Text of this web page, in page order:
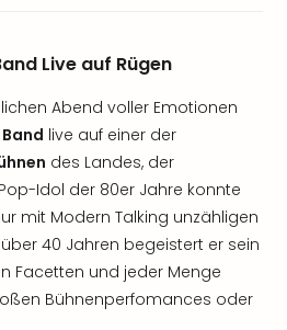
Live auf Rügen
Abend voller Emotionen
Band live auf einer der
des Landes, der
Idol der 80er Jahre konnte
mit Modern Talking unzähligen
40 Jahren begeistert er sein
Facetten und jeder Menge
Bühnenperfomances oder